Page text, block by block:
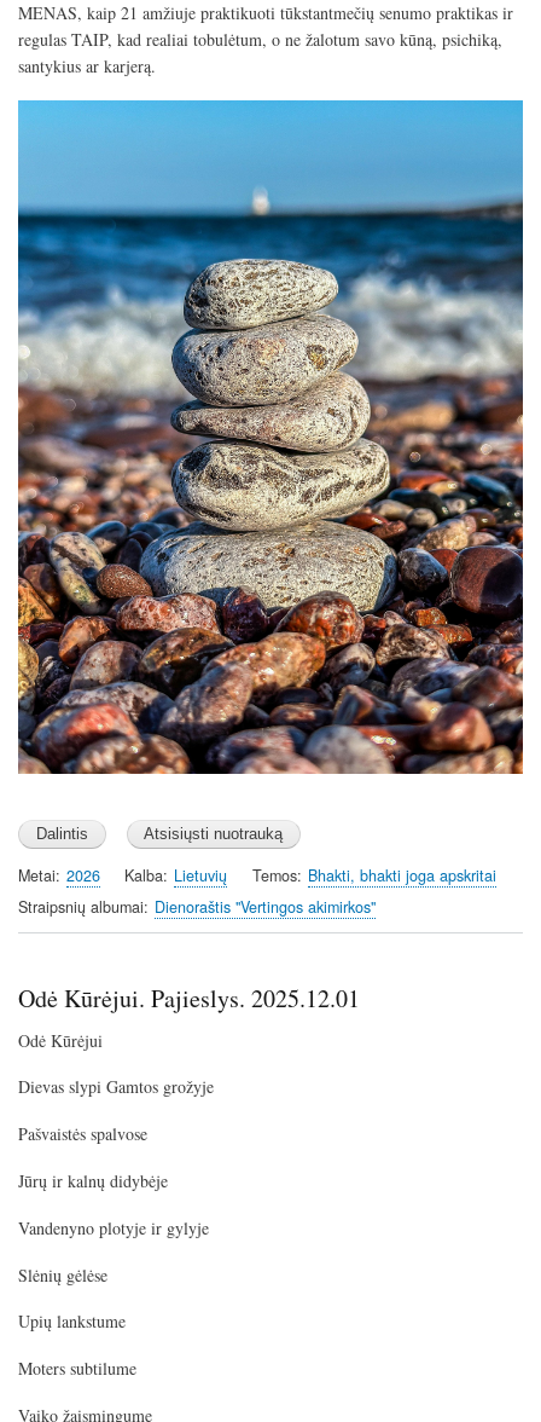
MENAS, kaip 21 amžiuje praktikuoti tūkstantmečių senumo praktikas ir
regulas TAIP, kad realiai tobulėtum, o ne žalotum savo kūną, psichiką,
santykius ar karjerą.
Metai 2026 Kalba Lietuvių Temos Bhakti, bhakti joga apskritai
Straipsnių albumai
Dienoraštis "Vertingos akimirkos"
Odė Kūrėjui. Pajieslys. 2025.12.01
Odė Kūrėjui
Dievas slypi Gamtos grožyje
Pašvaistės spalvose
Jūrų ir kalnų didybėje
Vandenyno plotyje ir gylyje
Slėnių gėlėse
Upių lankstume
Moters subtilume
Vaiko žaismingume